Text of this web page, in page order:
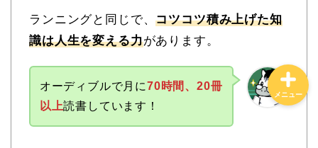
ランニングと同じで、コツコツ積み上げた知
識は人生を変える力があります。
オーディブルで月に70時間、20冊
以上読書しています！
メニュー